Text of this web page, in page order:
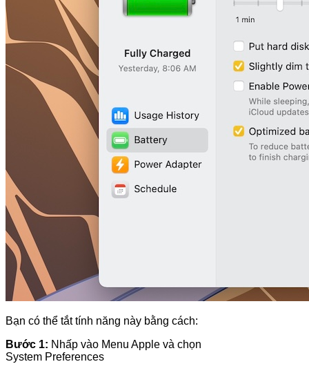
Bạn có thể tắt tính năng này bằng cách:
Bước 1: Nhấp vào Menu Apple và chọn
System Preferences